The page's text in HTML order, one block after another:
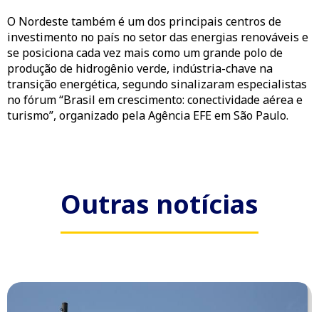
O Nordeste também é um dos principais centros de
investimento no país no setor das energias renováveis e
se posiciona cada vez mais como um grande polo de
produção de hidrogênio verde, indústria-chave na
transição energética, segundo sinalizaram especialistas
no fórum “Brasil em crescimento: conectividade aérea e
turismo”, organizado pela Agência EFE em São Paulo.
Outras notícias